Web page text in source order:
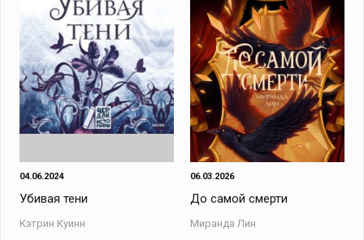
04.06.2024
Убивая тени
Кэтрин Куинн
06.03.2026
До самой смерти
Миранда Лин